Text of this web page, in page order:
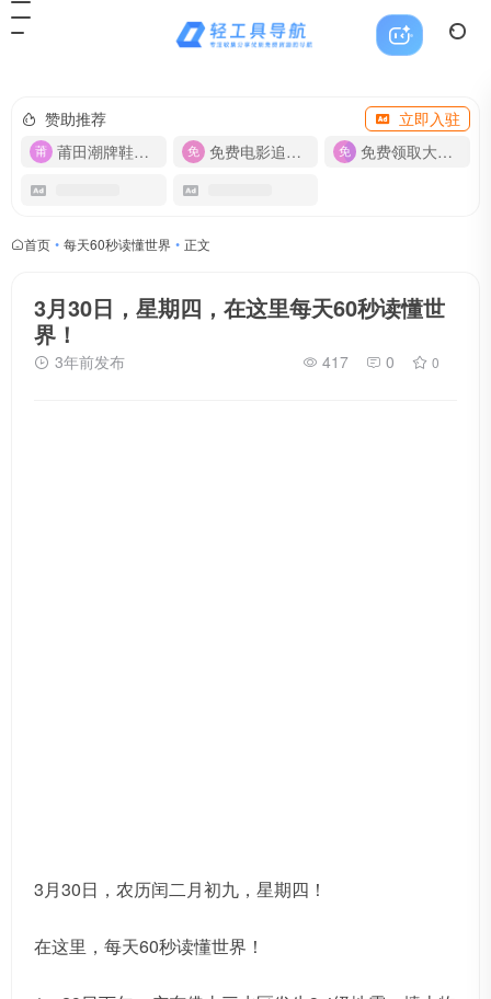
赞助推荐
立即入驻
莆田潮牌鞋服-货源
免费电影追剧APP 免费领取大流量卡【500G】
首页 • 每天60秒读懂世界 • 正文
3月30日，星期四，在这里每天60秒读懂世
界！
3年前发布 417 0 0
3月30日，农历闰二月初九，星期四！
在这里，每天60秒读懂世界！